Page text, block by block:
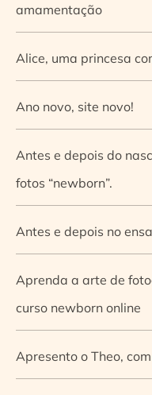
amamentação
Alice, uma princesa
Ano novo, site novo!
Antes e depois do
fotos “newborn”.
Antes e depois no
Aprenda a arte de
curso newborn online
Apresento o Theo,